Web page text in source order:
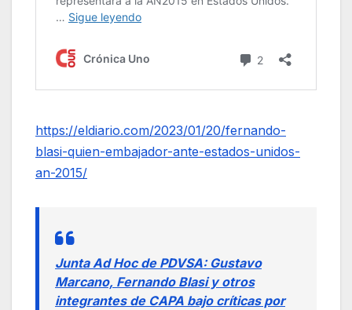
https://eldiario.com/2023/01/20/fernando-
blasi-quien-embajador-ante-estados-unidos-
an-2015/
Junta Ad Hoc de PDVSA: Gustavo
Marcano, Fernando Blasi y otros
integrantes de CAPA bajo críticas por